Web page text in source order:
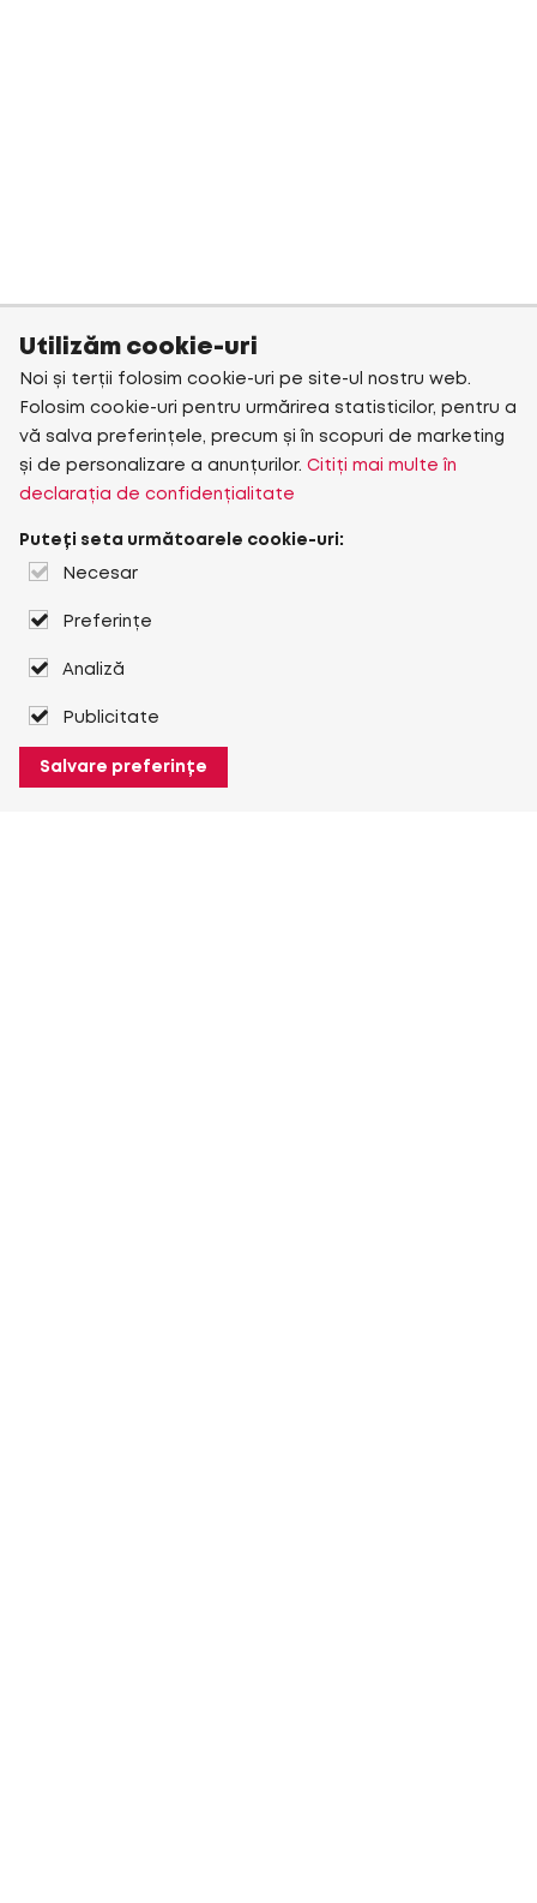
Utilizăm cookie-uri
Noi și terții folosim cookie-uri pe site-ul nostru web.
Folosim cookie-uri pentru urmărirea statisticilor, pentru a
vă salva preferințele, precum și în scopuri de marketing
și de personalizare a anunțurilor. Citiți mai multe în
declarația de confidențialitate
Puteți seta următoarele cookie-uri:
Necesar
Preferințe
Analiză
Publicitate
Salvare preferințe